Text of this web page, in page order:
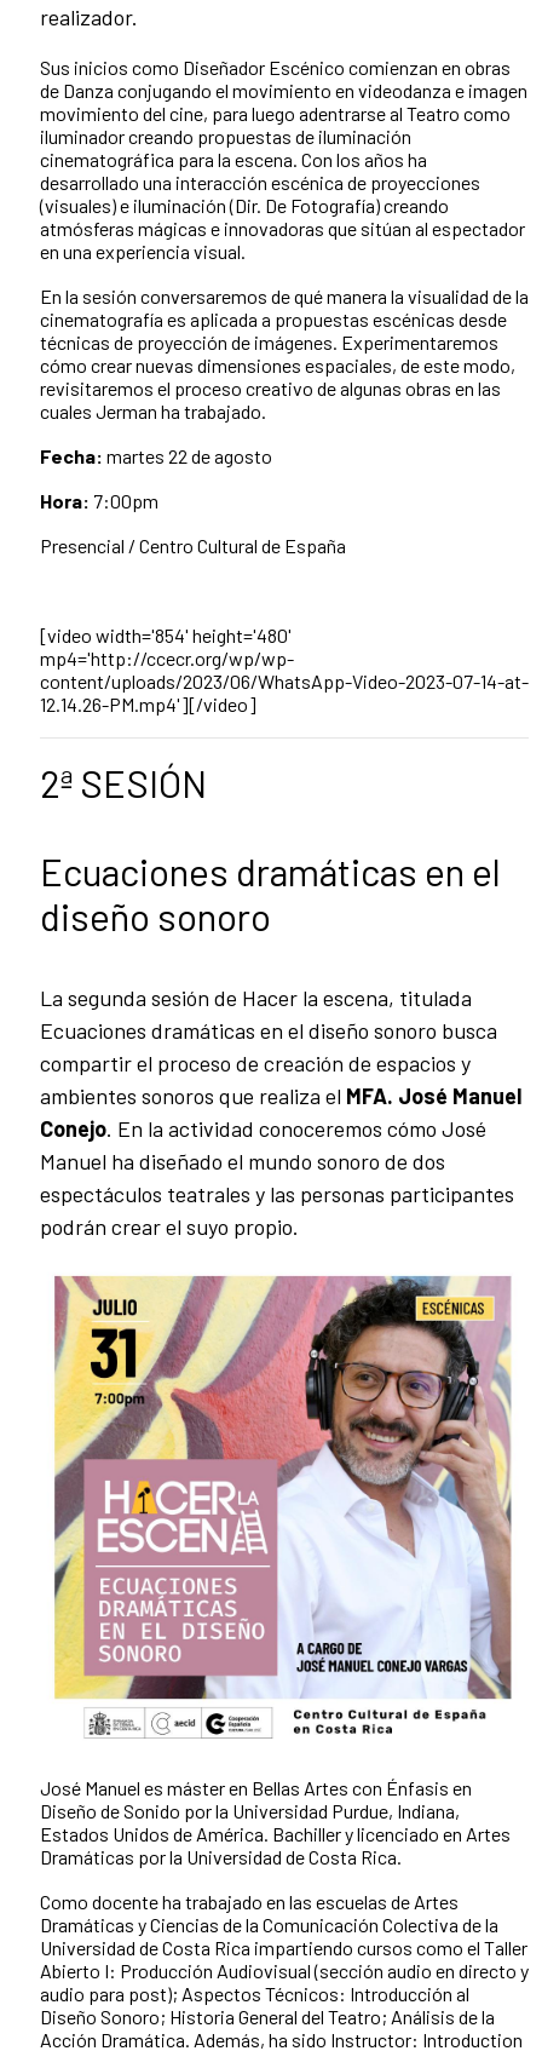
realizador.
Sus inicios como Diseñador Escénico comienzan en obras
de Danza conjugando el movimiento en videodanza e imagen
movimiento del cine, para luego adentrarse al Teatro como
iluminador creando propuestas de iluminación
cinematográfica para la escena. Con los años ha
desarrollado una interacción escénica de proyecciones
(visuales) e iluminación (Dir. De Fotografía) creando
atmósferas mágicas e innovadoras que sitúan al espectador
en una experiencia visual.
En la sesión conversaremos de qué manera la visualidad de la
cinematografía es aplicada a propuestas escénicas desde
técnicas de proyección de imágenes. Experimentaremos
cómo crear nuevas dimensiones espaciales, de este modo,
revisitaremos el proceso creativo de algunas obras en las
cuales Jerman ha trabajado.
Fecha: martes 22 de agosto
Hora: 7:00pm
Presencial / Centro Cultural de España
[video width='854' height='480'
mp4='http://ccecr.org/wp/wp-
content/uploads/2023/06/WhatsApp-Video-2023-07-14-at-
12.14.26-PM.mp4'][/video]
2ª SESIÓN
Ecuaciones dramáticas en el
diseño sonoro
La segunda sesión de Hacer la escena, titulada
Ecuaciones dramáticas en el diseño sonoro busca
compartir el proceso de creación de espacios y
ambientes sonoros que realiza el MFA. José Manuel
Conejo. En la actividad conoceremos cómo José
Manuel ha diseñado el mundo sonoro de dos
espectáculos teatrales y las personas participantes
podrán crear el suyo propio.
José Manuel es máster en Bellas Artes con Énfasis en
Diseño de Sonido por la Universidad Purdue, Indiana,
Estados Unidos de América. Bachiller y licenciado en Artes
Dramáticas por la Universidad de Costa Rica.
Como docente ha trabajado en las escuelas de Artes
Dramáticas y Ciencias de la Comunicación Colectiva de la
Universidad de Costa Rica impartiendo cursos como el Taller
Abierto I: Producción Audiovisual (sección audio en directo y
audio para post); Aspectos Técnicos: Introducción al
Diseño Sonoro; Historia General del Teatro; Análisis de la
Acción Dramática. Además, ha sido Instructor: Introduction